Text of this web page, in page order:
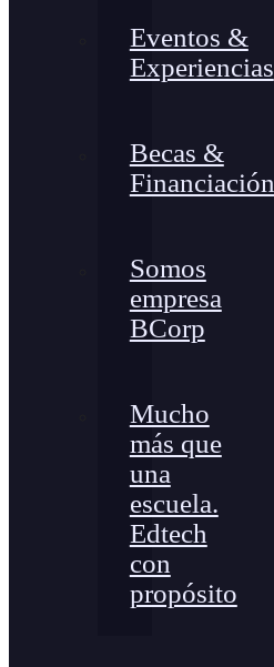
Eventos &
Experiencias
Becas &
Financiación
Somos
empresa
BCorp
Mucho
más que
una
escuela.
Edtech
con
propósito